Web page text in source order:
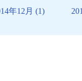
年12月 (1)